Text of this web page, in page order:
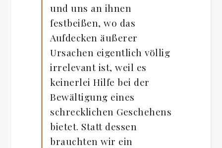
und uns an ihnen
festbeißen, wo das
Aufdecken äußerer
Ursachen eigentlich völlig
irrelevant ist, weil es
keinerlei Hilfe bei der
Bewältigung eines
schrecklichen Geschehens
bietet. Statt dessen
brauchten wir ein